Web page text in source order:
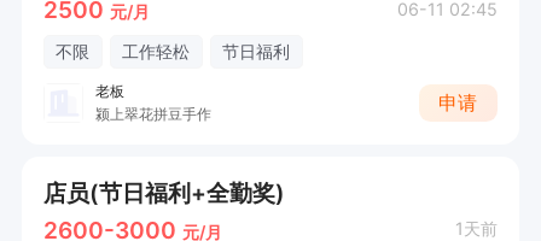
2500 元/月 06-11 02:45
不限 工作轻松 节日福利
老板
颍上翠花拼豆手作
申请
店员(节日福利+全勤奖)
2600-3000 元/月 1天前